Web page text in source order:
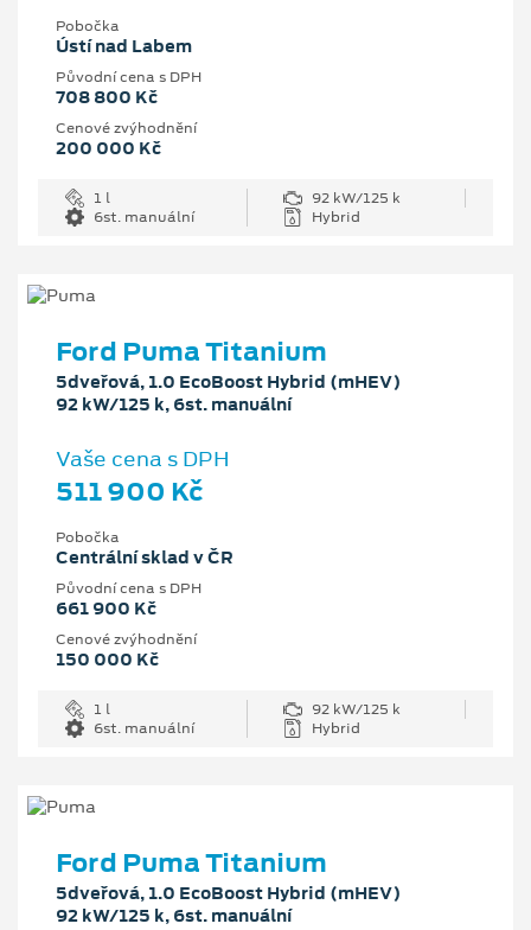
Pobočka
Ústí nad Labem
Původní cena s DPH
708 800 Kč
Cenové zvýhodnění
200 000 Kč
1 l
92 kW/125 k
6st. manuální
Hybrid
Ford Puma Titanium
5dveřová, 1.0 EcoBoost Hybrid (mHEV)
92 kW/125 k, 6st. manuální
Vaše cena s DPH
511 900 Kč
Pobočka
Centrální sklad v ČR
Původní cena s DPH
661 900 Kč
Cenové zvýhodnění
150 000 Kč
1 l
92 kW/125 k
6st. manuální
Hybrid
Ford Puma Titanium
5dveřová, 1.0 EcoBoost Hybrid (mHEV)
92 kW/125 k, 6st. manuální